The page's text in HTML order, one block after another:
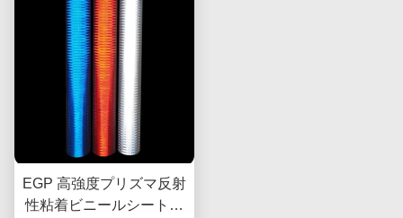
EGP 高強度プリズマ反射
性粘着ビニールシートフ